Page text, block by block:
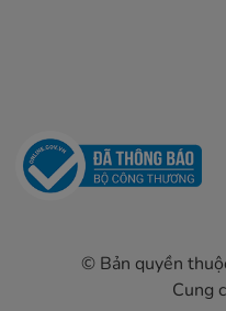
© Bản quyền
Cung